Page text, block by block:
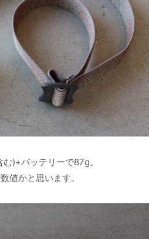
)+バッテリーで87g。
値かと思います。